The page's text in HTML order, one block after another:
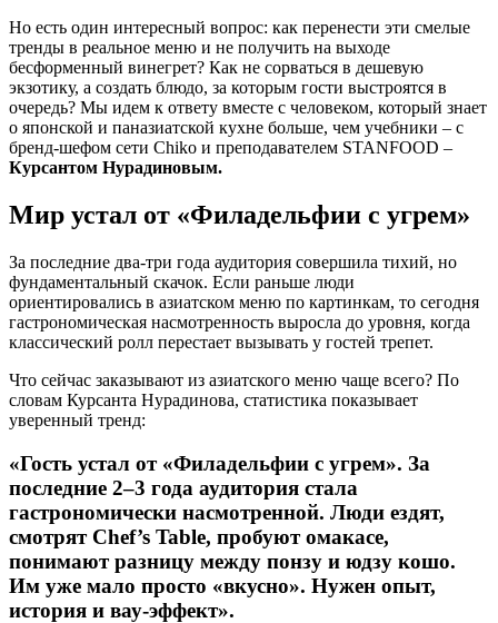
Но есть один интересный вопрос: как перенести эти смелые
тренды в реальное меню и не получить на выходе
бесформенный винегрет? Как не сорваться в дешевую
экзотику, а создать блюдо, за которым гости выстроятся в
очередь? Мы идем к ответу вместе с человеком, который знает
о японской и паназиатской кухне больше, чем учебники – с
бренд-шефом сети Chiko и преподавателем STANFOOD –
Курсантом Нурадиновым.
Мир устал от «Филадельфии с угрем»
За последние два-три года аудитория совершила тихий, но
фундаментальный скачок. Если раньше люди
ориентировались в азиатском меню по картинкам, то сегодня
гастрономическая насмотренность выросла до уровня, когда
классический ролл перестает вызывать у гостей трепет.
Что сейчас заказывают из азиатского меню чаще всего? По
словам Курсанта Нурадинова, статистика показывает
уверенный тренд:
«Гость устал от «Филадельфии с угрем». За
последние 2–3 года аудитория стала
гастрономически насмотренной. Люди ездят,
смотрят Chef’s Table, пробуют омакасе,
понимают разницу между понзу и юдзу кошо.
Им уже мало просто «вкусно». Нужен опыт,
история и вау-эффект».